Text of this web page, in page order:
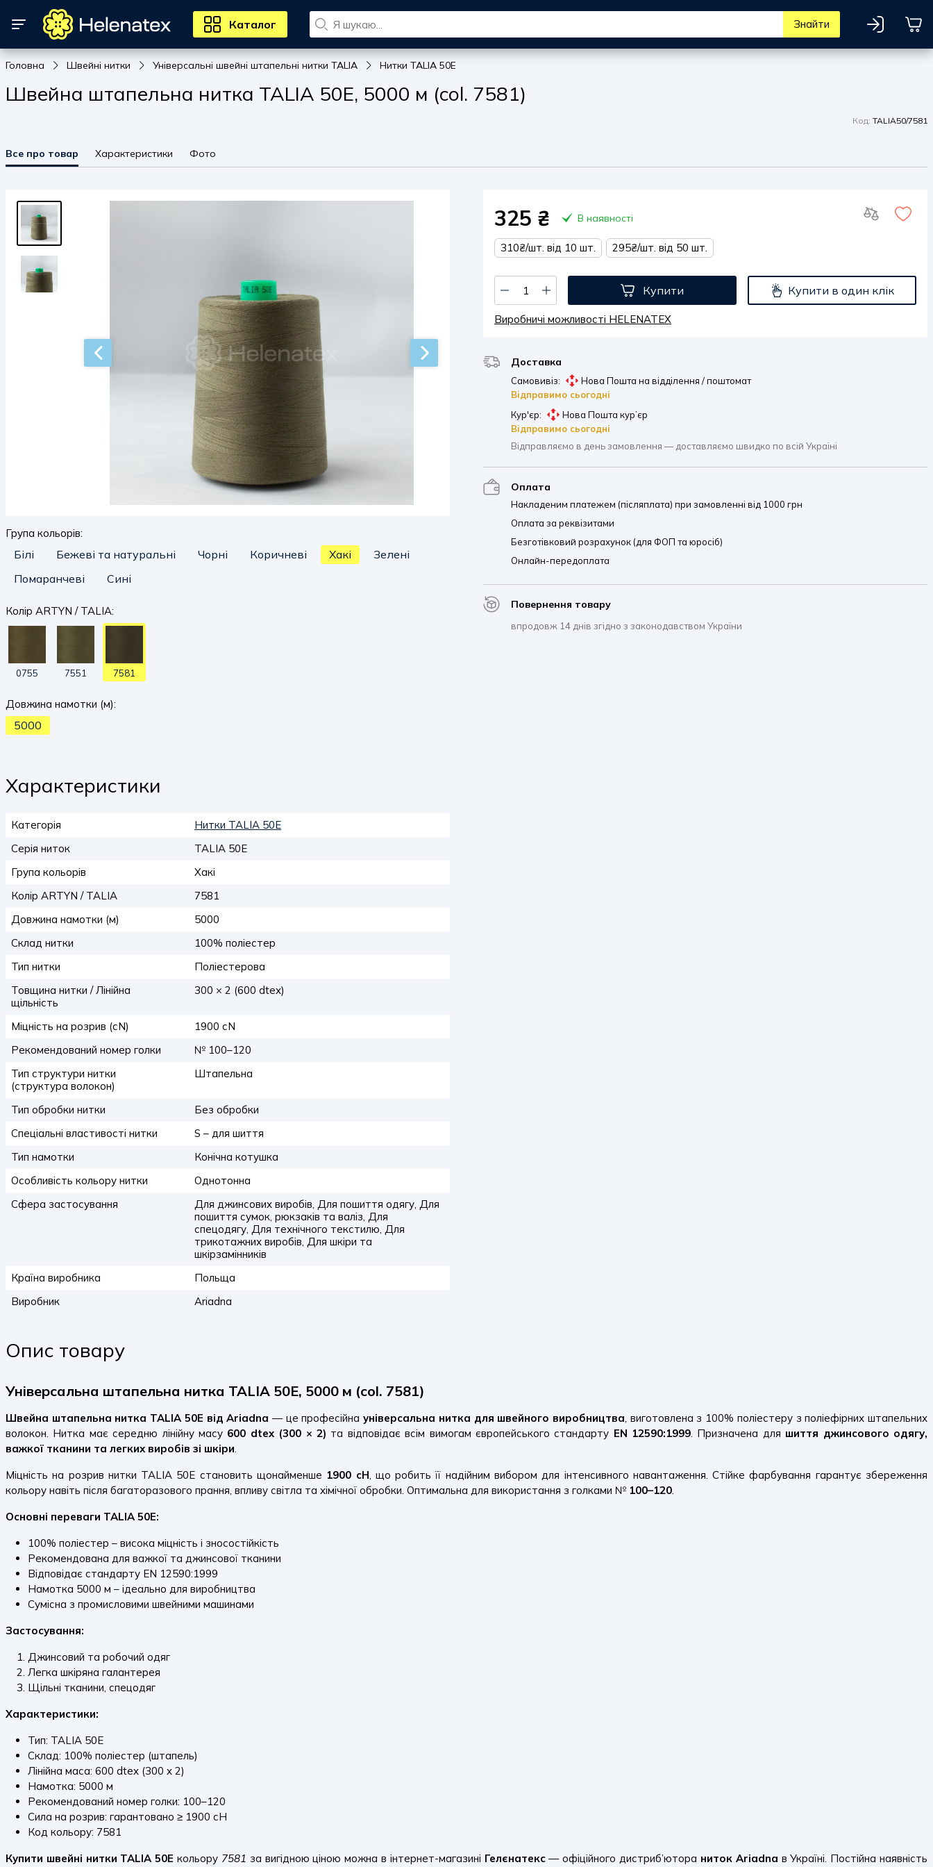
Каталог Знайти
Головна Швейні нитки Універсальні швейні штапельні нитки TALIA Нитки TALIA 50E
Швейна штапельна нитка TALIA 50E, 5000 м (col. 7581)
Код: TALIA50/7581
Все про товар Характеристики Фото
Група кольорів:
Білі Бежеві та натуральні Чорні Коричневі Хакі
Зелені
Помаранчеві
Сині
Колір ARTYN / TALIA:
0755 7551 7581
Довжина намотки (м):
5000
325 ₴ В наявності
310₴/шт. від 10 шт. 295₴/шт. від 50 шт.
Купити Купити в один клік
Виробничі можливості HELENATEX
Доставка
Самовивіз:
Нова Пошта на відділення / поштомат
Відправимо сьогодні
Кур'єр:
Нова Пошта кур’єр
Відправимо сьогодні
Відправляємо в день замовлення — доставляємо швидко по всій Україні
Оплата
Накладеним платежем (післяплата) при замовленні від 1000 грн
Оплата за реквізитами
Безготівковий розрахунок (для ФОП та юросіб)
Онлайн-передоплата
Повернення товару
впродовж 14 днів згідно з законодавством України
Характеристики
Категорія
Нитки TALIA 50E
Серія ниток
TALIA 50E
Група кольорів
Хакі
Колір ARTYN / TALIA
7581
Довжина намотки (м)
5000
Склад нитки
100% поліестер
Тип нитки
Поліестерова
Товщина нитки / Лінійна
щільність
300 × 2 (600 dtex)
Міцність на розрив (сN)
1900 сN
Рекомендований номер голки
№ 100–120
Тип структури нитки
(структура волокон)
Штапельна
Тип обробки нитки
Без обробки
Спеціальні властивості нитки
S – для шиття
Тип намотки
Конічна котушка
Особливість кольору нитки
Однотонна
Сфера застосування
Для джинсових виробів, Для пошиття одягу, Для
пошиття сумок, рюкзаків та валіз, Для
спецодягу, Для технічного текстилю, Для
трикотажних виробів, Для шкіри та
шкірзамінників
Країна виробника
Польща
Виробник
Ariadna
Опис товару
Універсальна штапельна нитка TALIA 50E, 5000 м (col. 7581)
Швейна штапельна нитка TALIA 50E від Ariadna — це професійнауніверсальна нитка для швейного виробництва, виготовлена з 100% поліестеру з поліефірних штапельних
волокон. Нитка має середню лінійну масу 600 dtex (300 × 2) та відповідає всім вимогам європейського стандарту EN 12590:1999. Призначена для шиття джинсового одягу,
важкої тканини та легких виробів зі шкіри.
Міцність на розрив нитки TALIA 50E становить щонайменше 1900 сН, що робить її надійним вибором для інтенсивного навантаження. Стійке фарбування гарантує збереження
кольору навіть після багаторазового прання, впливу світла та хімічної обробки. Оптимальна для використання з голками № 100–120.
Основні переваги TALIA 50E:
100% поліестер – висока міцність і зносостійкість
Рекомендована для важкої та джинсової тканини
Відповідає стандарту EN 12590:1999
Намотка 5000 м – ідеально для виробництва
Сумісна з промисловими швейними машинами
Застосування:
Джинсовий та робочий одяг
Легка шкіряна галантерея
Щільні тканини, спецодяг
Характеристики:
Тип: TALIA 50E
Склад: 100% поліестер (штапель)
Лінійна маса: 600 dtex (300 x 2)
Намотка: 5000 м
Рекомендований номер голки: 100–120
Сила на розрив: гарантовано ≥ 1900 сН
Код кольору: 7581
Купити швейні нитки TALIA 50E кольору 7581 за вигідною ціною можна в інтернет-магазині Гелєнатекс— офіційного дистриб’ютора ниток Ariadna в Україні. Постійна наявність